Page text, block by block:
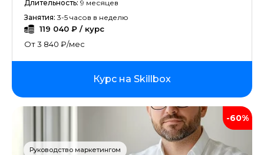
Длительность: 9 месяцев
Занятия: 3-5 часов в неделю
119 040 ₽ / курс
От 3 840 ₽/мес
Курс на Skillbox
-60%
Руководство маркетингом